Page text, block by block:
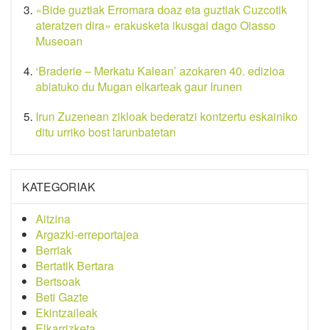
«Bide guztiak Erromara doaz eta guztiak Cuzcotik
ateratzen dira» erakusketa ikusgai dago Oiasso
Museoan
‘Braderie – Merkatu Kalean’ azokaren 40. edizioa
abiatuko du Mugan elkarteak gaur Irunen
Irun Zuzenean zikloak bederatzi kontzertu eskainiko
ditu urriko bost larunbatetan
KATEGORIAK
Aitzina
Argazki-erreportajea
Berriak
Bertatik Bertara
Bertsoak
Beti Gazte
Ekintzaileak